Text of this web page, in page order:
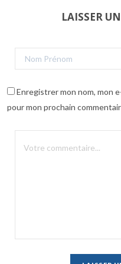
LAISSER
Enregistrer mon nom, mon
pour mon prochain